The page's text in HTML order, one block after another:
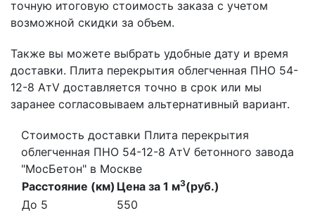
точную итоговую стоимость заказа с учетом
возможной скидки за объем.
Также вы можете выбрать удобные дату и время
доставки. Плита перекрытия облегченная ПНО 54-
12-8 АтV доставляется точно в срок или мы
заранее согласовываем альтернативный вариант.
Стоимость доставки Плита перекрытия
облегченная ПНО 54-12-8 АтV бетонного завода
"МосБетон" в Москве
Расстояние (км) Цена за 1 м3(руб.)
До 5
550